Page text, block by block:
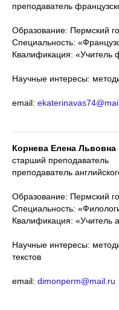
преподаватель
Образование: Пермский
Специальность:
Квалификация: «Учитель
Научные интересы:
email:
Корнева Елена Львовна
старший преподаватель
преподаватель
Образование: Пермский
Специальность:
Квалификация: «Учитель
Научные интересы:
текстов
email: dimonperm@mail.ru